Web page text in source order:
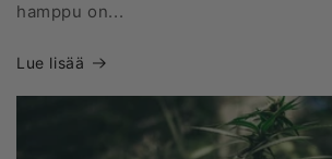
hamppu on...
Lue lisää